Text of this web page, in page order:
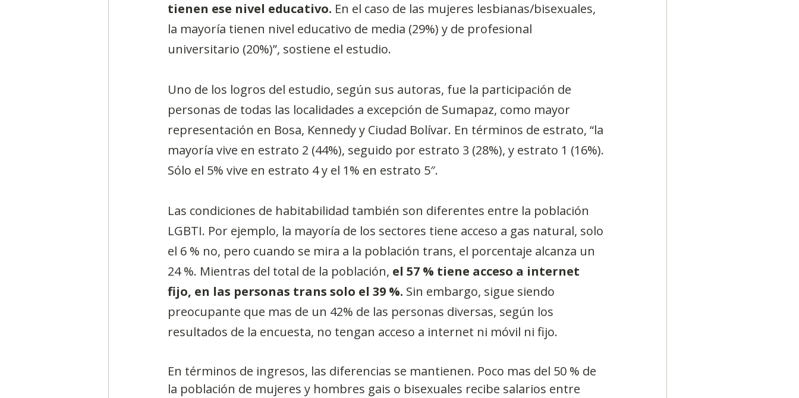
tienen ese nivel educativo. En el caso de las mujeres lesbianas/bisexuales,
la mayoría tienen nivel educativo de media (29%) y de profesional
universitario (20%)”, sostiene el estudio.
Uno de los logros del estudio, según sus autoras, fue la participación de
personas de todas las localidades a excepción de Sumapaz, como mayor
representación en Bosa, Kennedy y Ciudad Bolívar. En términos de estrato, “la
mayoría vive en estrato 2 (44%), seguido por estrato 3 (28%), y estrato 1 (16%).
Sólo el 5% vive en estrato 4 y el 1% en estrato 5″.
Las condiciones de habitabilidad también son diferentes entre la población
LGBTI. Por ejemplo, la mayoría de los sectores tiene acceso a gas natural, solo
el 6 % no, pero cuando se mira a la población trans, el porcentaje alcanza un
24 %. Mientras del total de la población, el 57 % tiene acceso a internet
fijo, en las personas trans solo el 39 %. Sin embargo, sigue siendo
preocupante que mas de un 42% de las personas diversas, según los
resultados de la encuesta, no tengan acceso a internet ni móvil ni fijo.
En términos de ingresos, las diferencias se mantienen. Poco mas del 50 % de
la población de mujeres y hombres gais o bisexuales recibe salarios entre